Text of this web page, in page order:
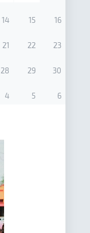
14 15 16
21 22 23
28 29 30
4 5 6